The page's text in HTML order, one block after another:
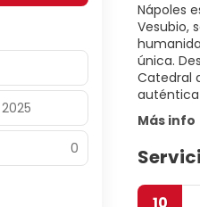
Nápoles
Vesubio,
única.
Catedral
auténtica
Más info
10
0